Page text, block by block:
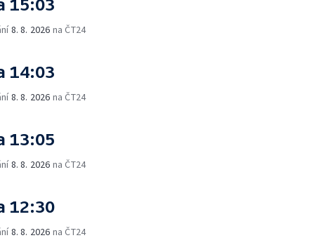
15:03
8. 8. 2026 na ČT24
14:03
8. 8. 2026 na ČT24
13:05
8. 8. 2026 na ČT24
12:30
8. 8. 2026 na ČT24